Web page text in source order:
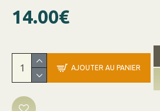
14.00€
AJOUTER AU PANIER